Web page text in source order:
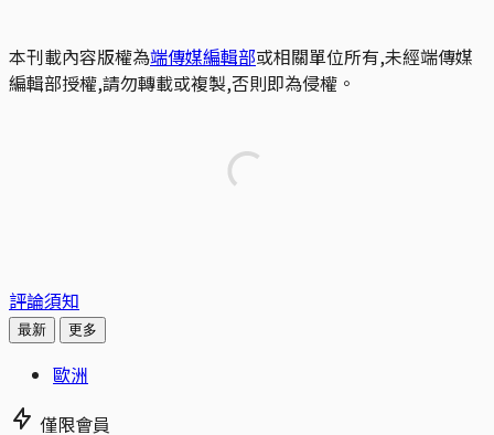
本刊載內容版權為端傳媒編輯部或相關單位所有,未經端傳媒
編輯部授權,請勿轉載或複製,否則即為侵權。
評論須知
最新 更多
歐洲
僅限會員